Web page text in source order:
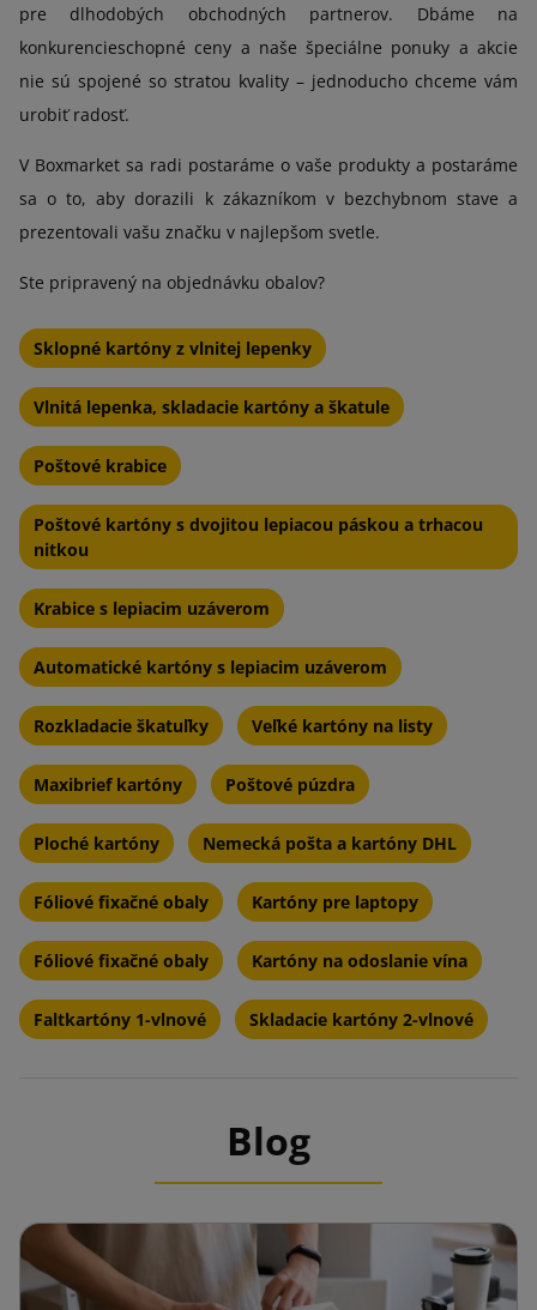
pre dlhodobých obchodných partnerov. Dbáme na
konkurencieschopné ceny a naše špeciálne ponuky a akcie
nie sú spojené so stratou kvality – jednoducho chceme vám
urobiť radosť.
V Boxmarket sa radi postaráme o vaše produkty a postaráme
sa o to, aby dorazili k zákazníkom v bezchybnom stave a
prezentovali vašu značku v najlepšom svetle.
Ste pripravený na objednávku obalov?
Sklopné kartóny z vlnitej lepenky
Vlnitá lepenka, skladacie kartóny a škatule
Poštové krabice
Poštové kartóny s dvojitou lepiacou páskou a trhacou
nitkou
Krabice s lepiacim uzáverom
Automatické kartóny s lepiacim uzáverom
Rozkladacie škatuľky Veľké kartóny na listy
Maxibrief kartóny Poštové púzdra
Ploché kartóny Nemecká pošta a kartóny DHL
Fóliové fixačné obaly Kartóny pre laptopy
Fóliové fixačné obaly Kartóny na odoslanie vína
Faltkartóny 1-vlnové Skladacie kartóny 2-vlnové
Blog